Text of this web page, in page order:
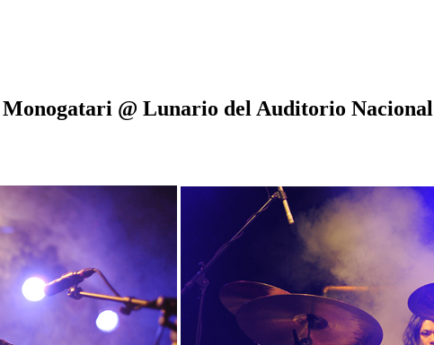
@ Lunario del Auditorio Nacional